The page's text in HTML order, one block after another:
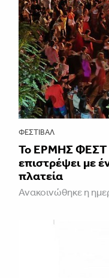
ΦΕΣΤΙΒΑΛ
Το ΕΡΜΗΣ ΦΕΣΤ
επιστρέψει με
πλατεία
Ανακοινώθηκε η